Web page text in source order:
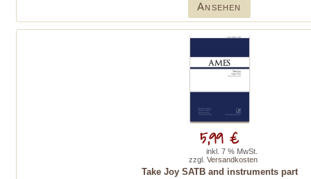
Ansehen
Take Joy SATB and instruments part
5,99 €
inkl. 7 % MwSt.
zzgl. Versandkosten